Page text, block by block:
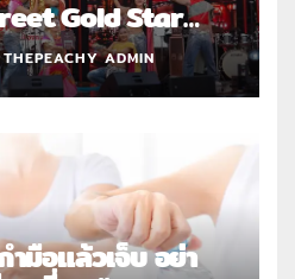
Gold Star
หวัดต้นแบบ
THEPEACHY ADMIN
มือแล้วเจ็บ อย่า